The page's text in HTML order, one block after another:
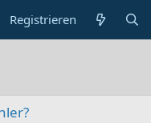
Registrieren